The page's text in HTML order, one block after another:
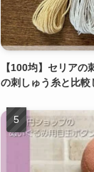
【100均】セリア
の刺しゅう糸と比較